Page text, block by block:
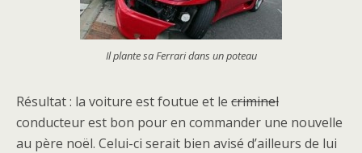
Il plante sa Ferrari dans un poteau
Résultat : la voiture est foutue et le criminel
conducteur est bon pour en commander une nouvelle
au père noël. Celui-ci serait bien avisé d’ailleurs de lui